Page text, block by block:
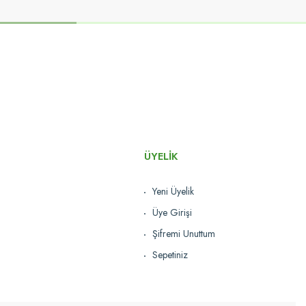
ÜYELİK
Yeni Üyelik
Üye Girişi
Şifremi Unuttum
Sepetiniz